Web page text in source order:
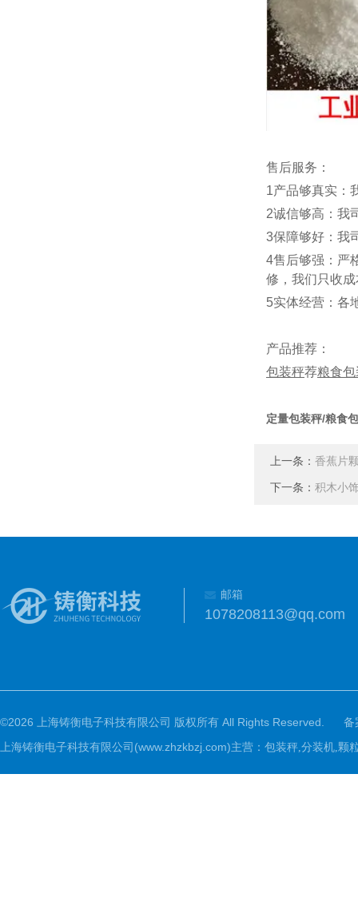
售后服务：
1产品够真实：
2诚信够高：我
3保障够好：我
4售后够强：严
修，我们只收
5实体经营：各
产品推荐：
包装秤荐粮食
定量包装秤/粮食
上一条： 香蕉片
下一条： 积木小
邮箱
1078208113@qq.com
©2026 上海铸衡电子科技有限公司 版权所有 All Rights Reserved.
备
上海铸衡电子科技有限公司(www.zhzkbzj.com)主营： 包装秤,分装机,颗